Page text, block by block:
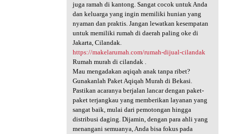
juga ramah di kantong. Sangat cocok untuk Anda
dan keluarga yang ingin memiliki hunian yang
nyaman dan praktis. Jangan lewatkan kesempatan
untuk memiliki rumah di daerah paling oke di
Jakarta, Cilandak.
https://makelarumah.com/rumah-dijual-cilandak
Rumah murah di cilandak .
Mau mengadakan aqiqah anak tanpa ribet?
Gunakanlah Paket Aqiqah Murah di Bekasi.
Pastikan acaranya berjalan lancar dengan paket-
paket terjangkau yang memberikan layanan yang
sangat baik, mulai dari pemotongan hingga
distribusi daging. Dijamin, dengan para ahli yang
menangani semuanya, Anda bisa fokus pada